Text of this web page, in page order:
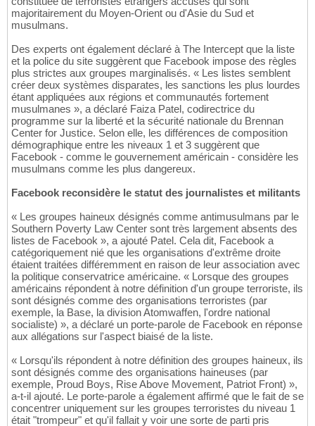
majoritairement du Moyen-Orient ou d'Asie du Sud et
musulmans.
Des experts ont également déclaré à The Intercept que la liste
et la police du site suggèrent que Facebook impose des règles
plus strictes aux groupes marginalisés. « Les listes semblent
créer deux systèmes disparates, les sanctions les plus lourdes
étant appliquées aux régions et communautés fortement
musulmanes », a déclaré Faiza Patel, codirectrice du
programme sur la liberté et la sécurité nationale du Brennan
Center for Justice. Selon elle, les différences de composition
démographique entre les niveaux 1 et 3 suggèrent que
Facebook - comme le gouvernement américain - considère les
musulmans comme les plus dangereux.
Facebook reconsidère le statut des journalistes et militants
« Les groupes haineux désignés comme antimusulmans par le
Southern Poverty Law Center sont très largement absents des
listes de Facebook », a ajouté Patel. Cela dit, Facebook a
catégoriquement nié que les organisations d'extrême droite
étaient traitées différemment en raison de leur association avec
la politique conservatrice américaine. « Lorsque des groupes
américains répondent à notre définition d'un groupe terroriste, ils
sont désignés comme des organisations terroristes (par
exemple, la Base, la division Atomwaffen, l'ordre national
socialiste) », a déclaré un porte-parole de Facebook en réponse
aux allégations sur l'aspect biaisé de la liste.
« Lorsqu'ils répondent à notre définition des groupes haineux, ils
sont désignés comme des organisations haineuses (par
exemple, Proud Boys, Rise Above Movement, Patriot Front) »,
a-t-il ajouté. Le porte-parole a également affirmé que le fait de se
concentrer uniquement sur les groupes terroristes du niveau 1
était "trompeur" et qu'il fallait y voir une sorte de parti pris